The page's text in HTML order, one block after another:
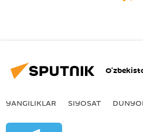
YANGILIKLAR SIYOSAT